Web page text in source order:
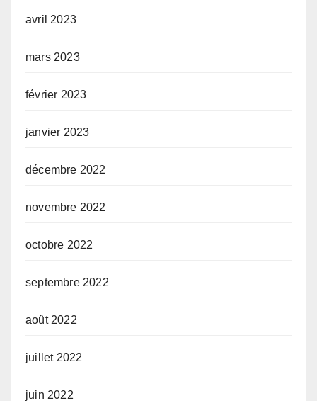
avril 2023
mars 2023
février 2023
janvier 2023
décembre 2022
novembre 2022
octobre 2022
septembre 2022
août 2022
juillet 2022
juin 2022